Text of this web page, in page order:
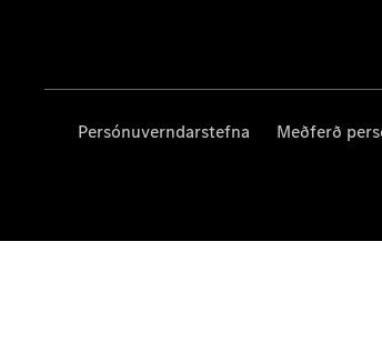
Persónuverndarstefna Meðferð